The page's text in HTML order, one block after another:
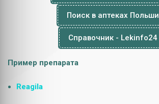
Поиск в аптеках Польши
Справочник - Lekinfo24
Пример препарата
Reagila